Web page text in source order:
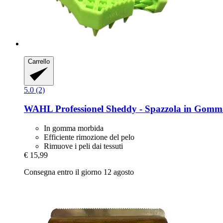
Carrello
5.0 (2)
WAHL Professionel Sheddy -​ Spazzola in
In gomma morbida
Efficiente rimozione del pelo
Rimuove i peli dai tessuti
€ 15,99
Consegna entro il giorno 12 agosto